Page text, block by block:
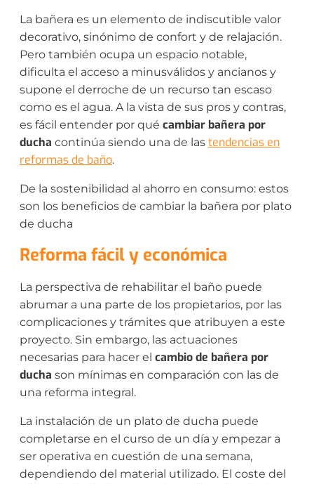
La bañera es un elemento de indiscutible valor
decorativo, sinónimo de confort y de relajación.
Pero también ocupa un espacio notable,
dificulta el acceso a minusválidos y ancianos y
supone el derroche de un recurso tan escaso
como es el agua. A la vista de sus pros y contras,
es fácil entender por qué cambiar bañera por
ducha continúa siendo una de las tendencias en
reformas de baño.
De la sostenibilidad al ahorro en consumo: estos
son los beneficios de cambiar la bañera por plato
de ducha
Reforma fácil y económica
La perspectiva de rehabilitar el baño puede
abrumar a una parte de los propietarios, por las
complicaciones y trámites que atribuyen a este
proyecto. Sin embargo, las actuaciones
necesarias para hacer el cambio de bañera por
ducha son mínimas en comparación con las de
una reforma integral.
La instalación de un plato de ducha puede
completarse en el curso de un día y empezar a
ser operativa en cuestión de una semana,
dependiendo del material utilizado. El coste del